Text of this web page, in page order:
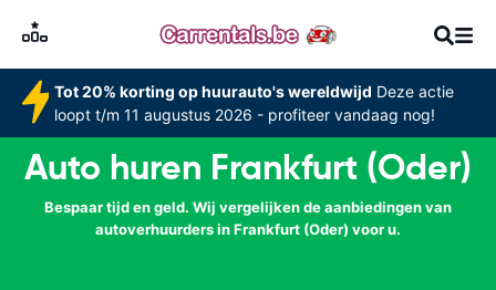
Tot 20% korting op huurauto's wereldwijd Deze actie
loopt t/m 11 augustus 2026 - profiteer vandaag nog!
Auto huren Frankfurt (Oder)
Bespaar tijd en geld. Wij vergelijken de aanbiedingen van
autoverhuurders in Frankfurt (Oder) voor u.